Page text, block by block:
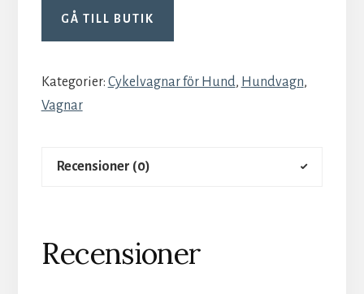
GÅ TILL BUTIK
Kategorier: Cykelvagnar för Hund, Hundvagn,
Vagnar
Recensioner (0)
Recensioner